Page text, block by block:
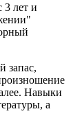
3 лет и
запас,
Навыки
а